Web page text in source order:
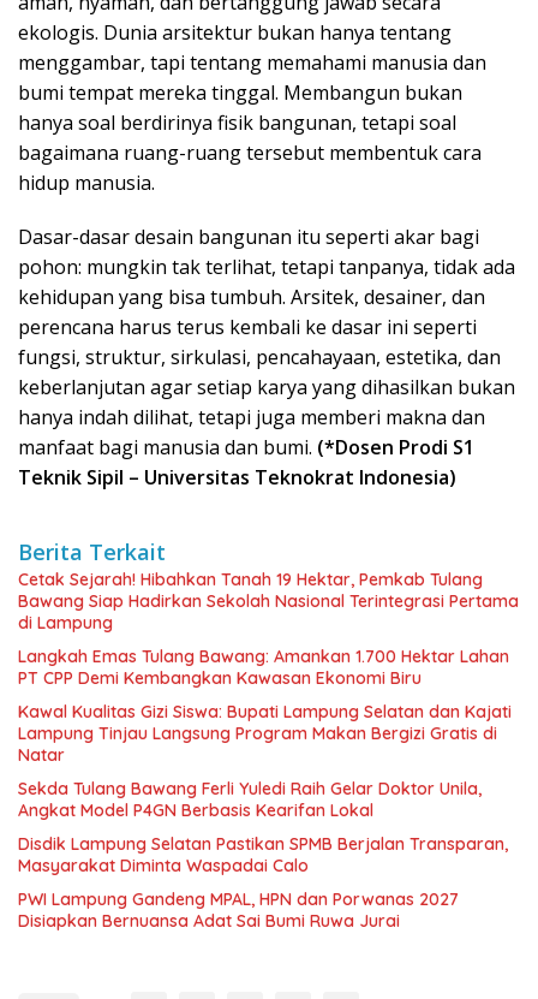
ekologis. Dunia arsitektur bukan hanya tentang
menggambar, tapi tentang memahami manusia dan
bumi tempat mereka tinggal. Membangun bukan
hanya soal berdirinya fisik bangunan, tetapi soal
bagaimana ruang-ruang tersebut membentuk cara
hidup manusia.
Dasar-dasar desain bangunan itu seperti akar bagi
pohon: mungkin tak terlihat, tetapi tanpanya, tidak ada
kehidupan yang bisa tumbuh. Arsitek, desainer, dan
perencana harus terus kembali ke dasar ini seperti
fungsi, struktur, sirkulasi, pencahayaan, estetika, dan
keberlanjutan agar setiap karya yang dihasilkan bukan
hanya indah dilihat, tetapi juga memberi makna dan
manfaat bagi manusia dan bumi. (*Dosen Prodi S1
Teknik Sipil – Universitas Teknokrat Indonesia)
Berita Terkait
Cetak Sejarah! Hibahkan Tanah 19 Hektar, Pemkab Tulang
Bawang Siap Hadirkan Sekolah Nasional Terintegrasi Pertama
di Lampung
Langkah Emas Tulang Bawang: Amankan 1.700 Hektar Lahan
PT CPP Demi Kembangkan Kawasan Ekonomi Biru
Kawal Kualitas Gizi Siswa: Bupati Lampung Selatan dan Kajati
Lampung Tinjau Langsung Program Makan Bergizi Gratis di
Natar
Sekda Tulang Bawang Ferli Yuledi Raih Gelar Doktor Unila,
Angkat Model P4GN Berbasis Kearifan Lokal
Disdik Lampung Selatan Pastikan SPMB Berjalan Transparan,
Masyarakat Diminta Waspadai Calo
PWI Lampung Gandeng MPAL, HPN dan Porwanas 2027
Disiapkan Bernuansa Adat Sai Bumi Ruwa Jurai